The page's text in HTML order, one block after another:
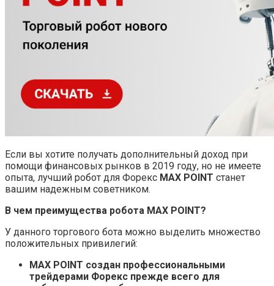
Если вы хотите получать дополнительный доход при
помощи финансовых рынков в 2019 году, но не имеете
опыта, лучший робот для Форекс MAX POINT станет
вашим надежным советником.
В чем преимущества робота MAX POINT?
У данного торгового бота можно выделить множество
положительных привилегий:
MAX POINT создан профессиональными
трейдерами Форекс прежде всего для